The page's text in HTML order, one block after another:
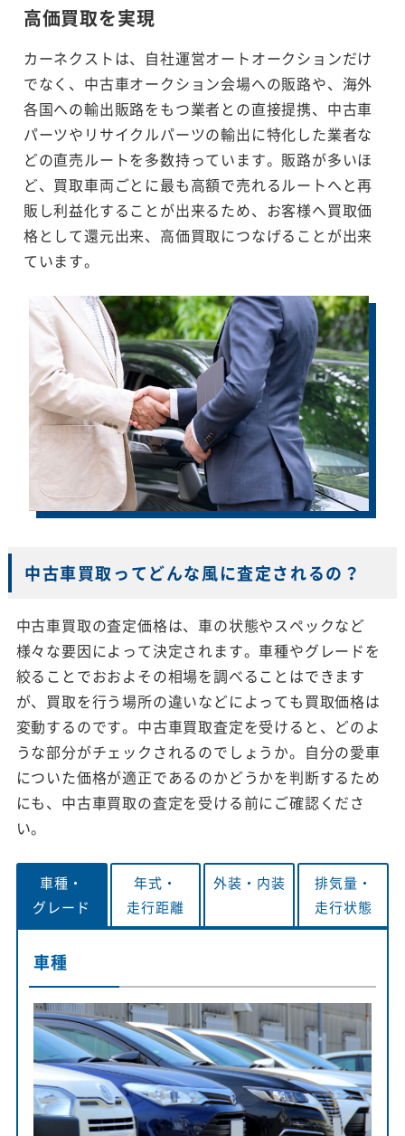
高価買取を実現
カーネクストは、自社運営オートオークションだけ
でなく、中古車オークション会場への販路や、海外
各国への輸出販路をもつ業者との直接提携、中古車
パーツやリサイクルパーツの輸出に特化した業者な
どの直売ルートを多数持っています。販路が多いほ
ど、買取車両ごとに最も高額で売れるルートへと再
販し利益化することが出来るため、お客様へ買取価
格として還元出来、高価買取につなげることが出来
ています。
中古車買取ってどんな風に査定されるの？
中古車買取の査定価格は、車の状態やスペックなど
様々な要因によって決定されます。車種やグレードを
絞ることでおおよその相場を調べることはできます
が、買取を行う場所の違いなどによっても買取価格は
変動するのです。中古車買取査定を受けると、どのよ
うな部分がチェックされるのでしょうか。自分の愛車
についた価格が適正であるのかどうかを判断するため
にも、中古車買取の査定を受ける前にご確認くださ
い。
車種・
グレード
年式・
走行距離
外装・ 内装
排気量・
走行状態
車種